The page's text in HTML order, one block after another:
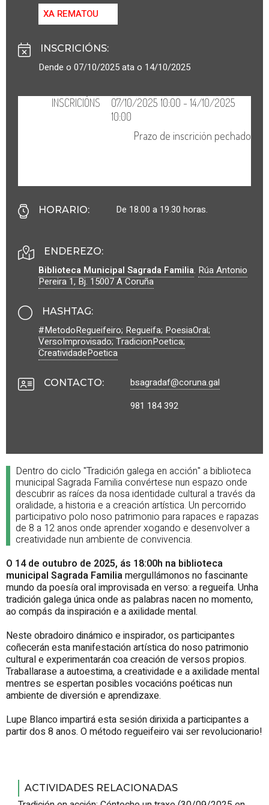
XA REMATOU
INSCRICIÓNS:
Dende o 07/10/2025 ata o 14/10/2025
HORARIO: De 18.00 a 19.30 horas.
ENDEREZO:
Biblioteca Municipal Sagrada Familia. Rúa Antonio
Pereira 1, Bj.15007A Coruña
HASHTAG:
#MetodoRegueifeiro; Regueifa; PoesiaOral;
VersoImprovisado; TradicionPoetica;
CreatividadePoetica
CONTACTO:
bsagradaf@coruna.gal
981 184 392
Dentro do ciclo "Tradición galega en acción" a biblioteca
municipal Sagrada Familia convértese nun espazo onde
descubrir as raíces da nosa identidade cultural a través da
oralidade, a historia e a creación artística. Un percorrido
participativo polo noso patrimonio para rapaces e rapazas
de 8 a 12 anos onde aprender xogando e desenvolver a
creatividade nun ambiente de convivencia.
O 14 de outubro de 2025, ás 18:00h na biblioteca
municipal Sagrada Familiamergullámonos no fascinante
mundo da poesía oral improvisada en verso: a regueifa. Unha
tradición galega única onde as palabras nacen no momento,
ao compás da inspiración e a axilidade mental.
Neste obradoiro dinámico e inspirador, os participantes
coñecerán esta manifestación artística do noso patrimonio
cultural e experimentarán coa creación de versos propios.
Traballarase a autoestima, a creatividade e a axilidade mental
mentres se espertan posibles vocacións poéticas nun
ambiente de diversión e aprendizaxe.
Lupe Blanco impartirá esta sesión dirixida a participantes a
partir dos 8 anos. O método regueifeiro vai ser revolucionario!
ACTIVIDADES RELACIONADAS